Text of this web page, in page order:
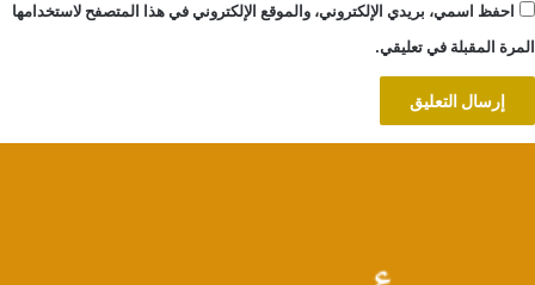
احفظ اسمي، بريدي الإلكتروني، والموقع الإلكتروني في هذا المتصفح لاستخدامها
المرة المقبلة في تعليقي.